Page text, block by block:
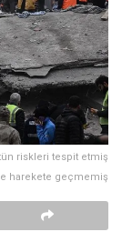
riskleri tespit etmiş
harekete geçmemiş